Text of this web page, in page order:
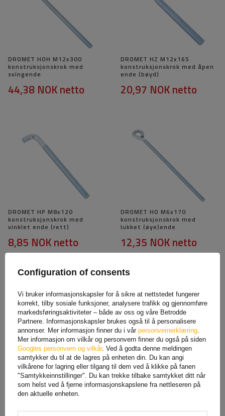
DROMET HOH M12x300
konstruksjonskrok med
svingende
44,38 NOKnetto
DROMET HZ M12x165
konstruksjonskrok med åpen
ende (bøyd)
20,97 NOKnetto
DROMET HP M8x120
konstruksjonskrok med
vinklet ende (rett)
8,85 NOKnetto
DROMET HO M6x170
konstruksjonskrok med
lukket (øye)ende
12,35 NOKnetto
DROMET HOH M10x180
konstruksjonskrok med
svingende
24,95 NOKnetto
DROMET HO M8x80
konstruksjonskrok med
lukket (øye)ende
Configuration of consents
Vi bruker informasjonskapsler for å sikre at nettstedet fungerer
korrekt, tilby sosiale funksjoner, analysere trafikk og gjennomføre
markedsføringsaktiviteter – både av oss og våre Betrodde
Partnere. Informasjonskapsler brukes også til å personalisere
annonser. Mer informasjon finner du i vår personvernerklæring
Mer informasjon om vilkår og personvern finner du også på siden
Googles personvern og vilkår. Ved å godta denne meldingen
samtykker du til at de lagres på enheten din. Du kan angi
vilkårene for lagring eller tilgang til dem ved å klikke på fanen
"Samtykkeinnstillinger". Du kan trekke tilbake samtykket ditt når
som helst ved å fjerne informasjonskapslene fra nettleseren på
den aktuelle enheten.